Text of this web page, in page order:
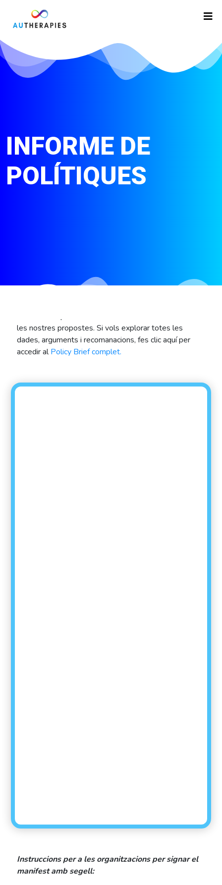
INFORME DE
POLÍTIQUES
les nostres propostes. Si vols explorar totes les
dades, arguments i recomanacions, fes clic aquí per
accedir alPolicy Brief complet.
Instruccions per a les organitzacions per signar el
manifest amb segell: